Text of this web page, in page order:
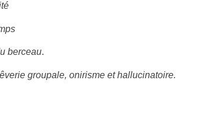
berceau.
groupale, onirisme et hallucinatoire.